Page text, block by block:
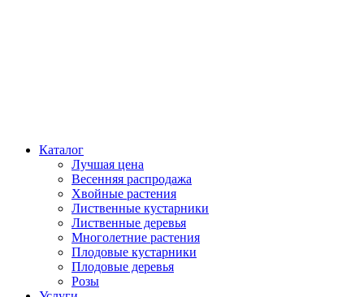
Каталог
Лучшая цена
Весенняя распродажа
Хвойные растения
Лиственные кустарники
Лиственные деревья
Многолетние растения
Плодовые кустарники
Плодовые деревья
Розы